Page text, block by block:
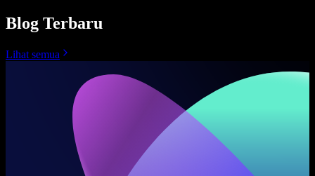
Blog Terbaru
Lihat semua